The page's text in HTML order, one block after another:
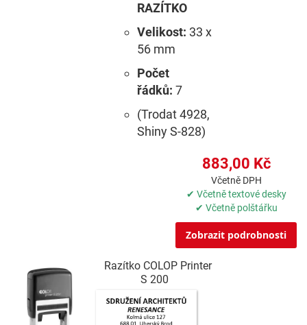
RAZÍTKO
Velikost: 33 x
56 mm
Počet
řádků: 7
(Trodat 4928,
Shiny S-828)
883,00 Kč
Včetně DPH
✔ Včetně textové desky
✔ Včetně polštářku
Zobrazit podrobnosti
Razítko COLOP Printer
S 200